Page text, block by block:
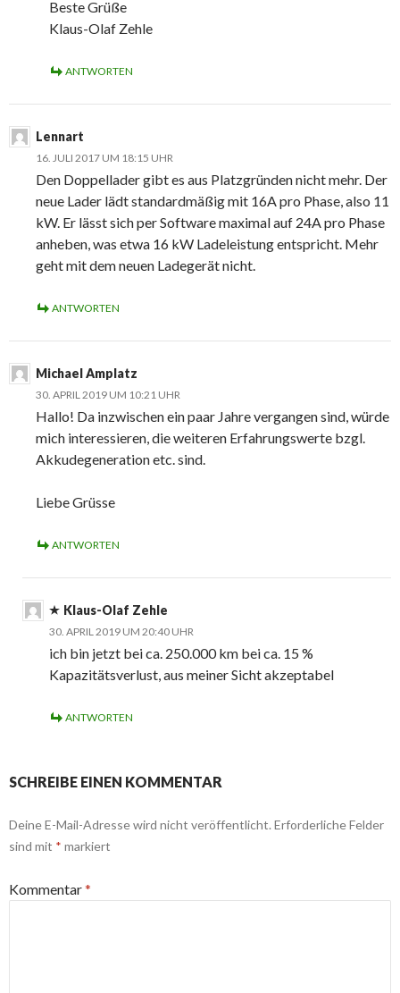
Beste Grüße
Klaus-Olaf Zehle
ANTWORTEN
Lennart
16. JULI 2017 UM 18:15 UHR
Den Doppellader gibt es aus Platzgründen nicht mehr. Der
neue Lader lädt standardmäßig mit 16A pro Phase, also 11
kW. Er lässt sich per Software maximal auf 24A pro Phase
anheben, was etwa 16 kW Ladeleistung entspricht. Mehr
geht mit dem neuen Ladegerät nicht.
ANTWORTEN
Michael Amplatz
30. APRIL 2019 UM 10:21 UHR
Hallo! Da inzwischen ein paar Jahre vergangen sind, würde
mich interessieren, die weiteren Erfahrungswerte bzgl.
Akkudegeneration etc. sind.
Liebe Grüsse
ANTWORTEN
Klaus-Olaf Zehle
30. APRIL 2019 UM 20:40 UHR
ich bin jetzt bei ca. 250.000 km bei ca. 15 %
Kapazitätsverlust, aus meiner Sicht akzeptabel
ANTWORTEN
SCHREIBE EINEN KOMMENTAR
Deine E-Mail-Adresse wird nicht veröffentlicht. Erforderliche Felder
sind mit * markiert
Kommentar*